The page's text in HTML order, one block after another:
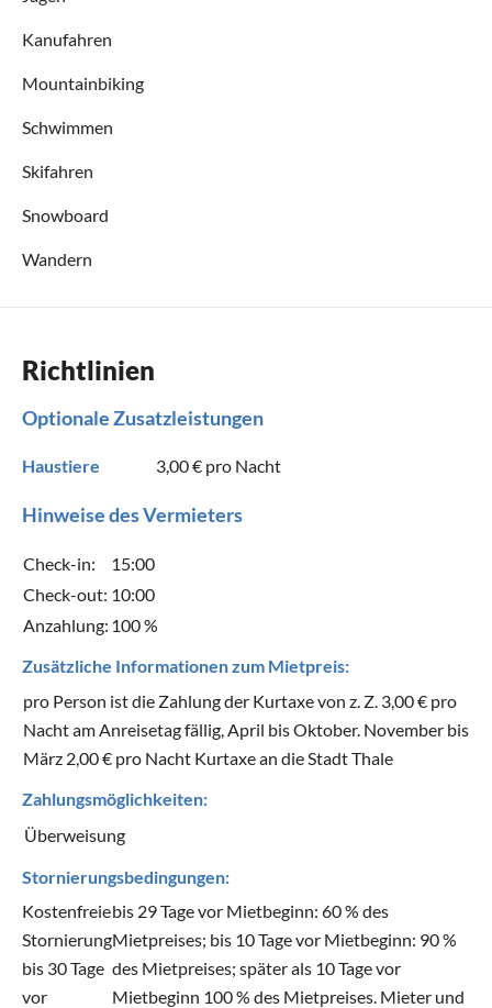
Kanufahren
Mountainbiking
Schwimmen
Skifahren
Snowboard
Wandern
Richtlinien
Optionale Zusatzleistungen
Haustiere 3,00 € pro Nacht
Hinweise des Vermieters
Check-in:
15:00
Check-out: 10:00
Anzahlung: 100 %
Zusätzliche Informationen zum Mietpreis:
pro Person ist die Zahlung der Kurtaxe von z. Z. 3,00 € pro
Nacht am Anreisetag fällig, April bis Oktober. November bis
März 2,00 € pro Nacht Kurtaxe an die Stadt Thale
Zahlungsmöglichkeiten:
Überweisung
Stornierungsbedingungen:
Kostenfreie
Stornierung
bis 30 Tage
vor
bis 29 Tage vor Mietbeginn: 60 % des
Mietpreises; bis 10 Tage vor Mietbeginn: 90 %
des Mietpreises; später als 10 Tage vor
Mietbeginn 100 % des Mietpreises. Mieter und